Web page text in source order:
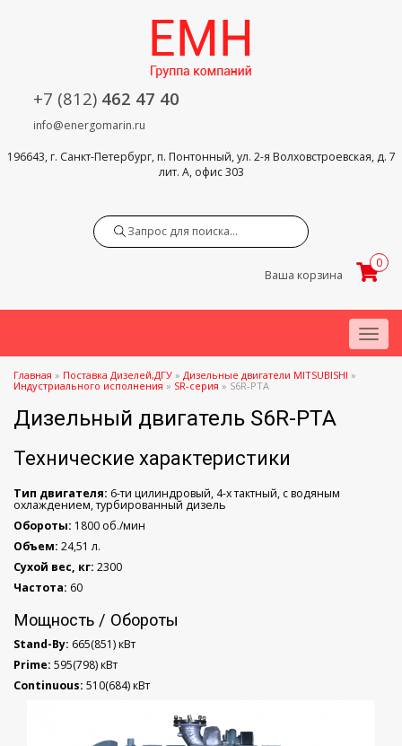
+7 (812) 462 47 40
info@energomarin.ru
196643, г. Санкт-Петербург, п. Понтонный, ул. 2-я Волховстроевская, д. 7
лит. А, офис 303
Ваша корзина
0
Menu
Главная » Поставка Дизелей,ДГУ » Дизельные двигатели MITSUBISHI »
Индустриального исполнения » SR-серия » S6R-PTA
Дизельный двигатель S6R-PTA
Технические характеристики
Тип двигателя: 6-ти цилиндровый, 4-х тактный, с водяным
охлаждением, турбированный дизель
Обороты: 1800 об./мин
Объем: 24,51 л.
Сухой вес, кг: 2300
Частота: 60
Мощность / Обороты
Stand-By: 665(851) кВт
Prime: 595(798) кВт
Continuous: 510(684) кВт